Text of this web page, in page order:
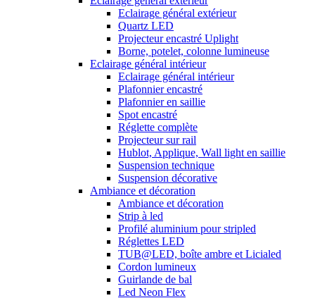
Eclairage général extérieur
Quartz LED
Projecteur encastré Uplight
Borne, potelet, colonne lumineuse
Eclairage général intérieur
Eclairage général intérieur
Plafonnier encastré
Plafonnier en saillie
Spot encastré
Réglette complète
Projecteur sur rail
Hublot, Applique, Wall light en saillie
Suspension technique
Suspension décorative
Ambiance et décoration
Ambiance et décoration
Strip à led
Profilé aluminium pour stripled
Réglettes LED
TUB@LED, boîte ambre et Licialed
Cordon lumineux
Guirlande de bal
Led Neon Flex